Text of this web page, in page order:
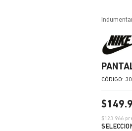
:
$149.
$123.966